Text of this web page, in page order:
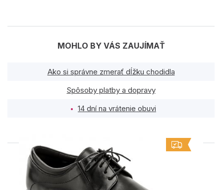
MOHLO BY VÁS ZAUJÍMAŤ
Ako si správne zmerať dĺžku chodidla
Spôsoby platby a dopravy
14 dní na vrátenie obuvi
PODOBNÉ PRODUKTY